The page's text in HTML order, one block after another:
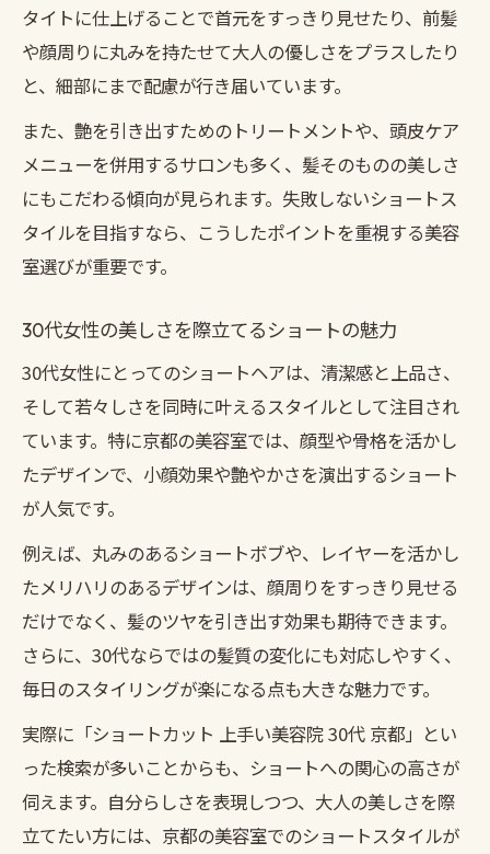
タイトに仕上げることで首元をすっきり見せたり、前髪
や顔周りに丸みを持たせて大人の優しさをプラスしたり
と、細部にまで配慮が行き届いています。
また、艶を引き出すためのトリートメントや、頭皮ケア
メニューを併用するサロンも多く、髪そのものの美しさ
にもこだわる傾向が見られます。失敗しないショートス
タイルを目指すなら、こうしたポイントを重視する美容
室選びが重要です。
30代女性の美しさを際立てるショートの魅力
30代女性にとってのショートヘアは、清潔感と上品さ、
そして若々しさを同時に叶えるスタイルとして注目され
ています。特に京都の美容室では、顔型や骨格を活かし
たデザインで、小顔効果や艶やかさを演出するショート
が人気です。
例えば、丸みのあるショートボブや、レイヤーを活かし
たメリハリのあるデザインは、顔周りをすっきり見せる
だけでなく、髪のツヤを引き出す効果も期待できます。
さらに、30代ならではの髪質の変化にも対応しやすく、
毎日のスタイリングが楽になる点も大きな魅力です。
実際に「ショートカット 上手い美容院 30代 京都」とい
った検索が多いことからも、ショートへの関心の高さが
伺えます。自分らしさを表現しつつ、大人の美しさを際
立てたい方には、京都の美容室でのショートスタイルが